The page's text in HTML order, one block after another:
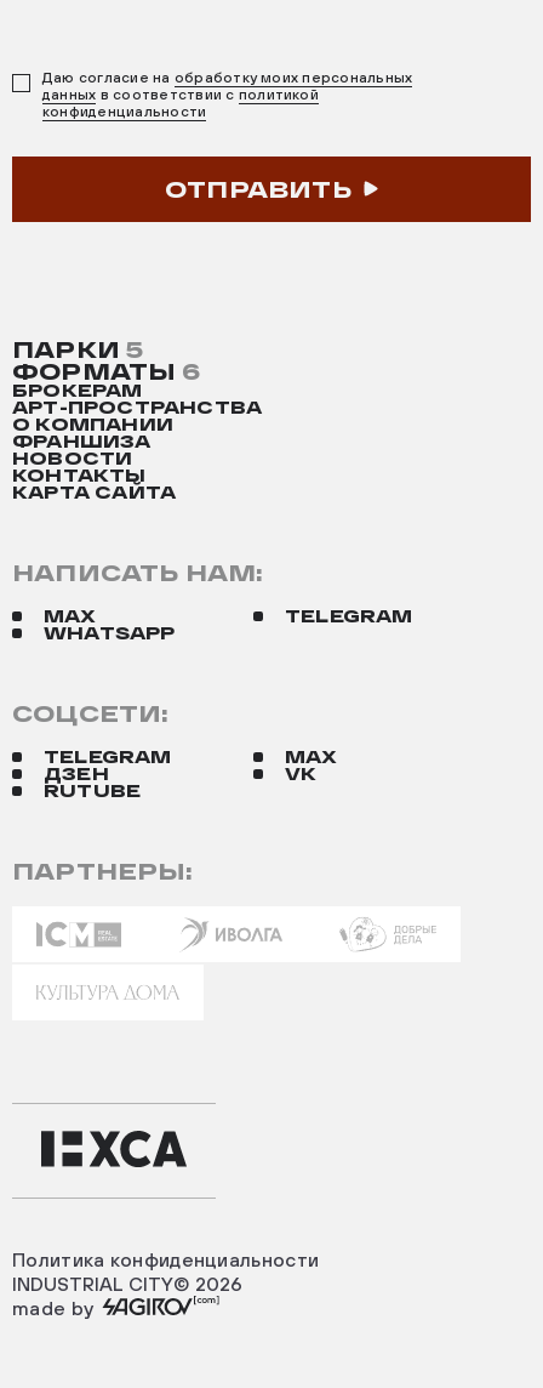
ПАРКИ 5
ФОРМАТЫ 6
БРОКЕРАМ
АРТ-ПРОСТРАНСТВА
О КОМПАНИИ
ФРАНШИЗА
НОВОСТИ
КОНТАКТЫ
КАРТА САЙТА
Даю согласие на обработку моих персональных
данных в соответствии с политикой
конфиденциальности
ОТПРАВИТЬ
ПАРТНЕРЫ:
СОЦСЕТИ:
TELEGRAM
MAX
ДЗЕН
VK
RUTUBE
НАПИСАТЬ НАМ:
MAX
TELEGRAM
WHATSAPP
Политика конфиденциальности
INDUSTRIAL CITY© 2026
made by